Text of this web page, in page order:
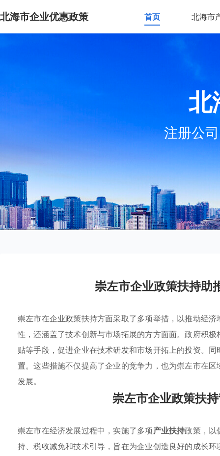
北海市企业优惠政策 首页 北海市
北
注册公
崇左市企业政策扶持助
崇左市在企业政策扶持方面采取了多项举措，以推动经
性，还涵盖了技术创新与市场拓展的方方面面。政府积极
贴等手段，促进企业在技术研发和市场开拓上的投资。
置。这些措施不仅提高了企业的竞争力，也为崇左市在
发展。
崇左市企业政策扶
崇左市在经济发展过程中，实施了多项产业扶持政策，以
持、税收减免和技术引导，旨在为企业创造良好的成长